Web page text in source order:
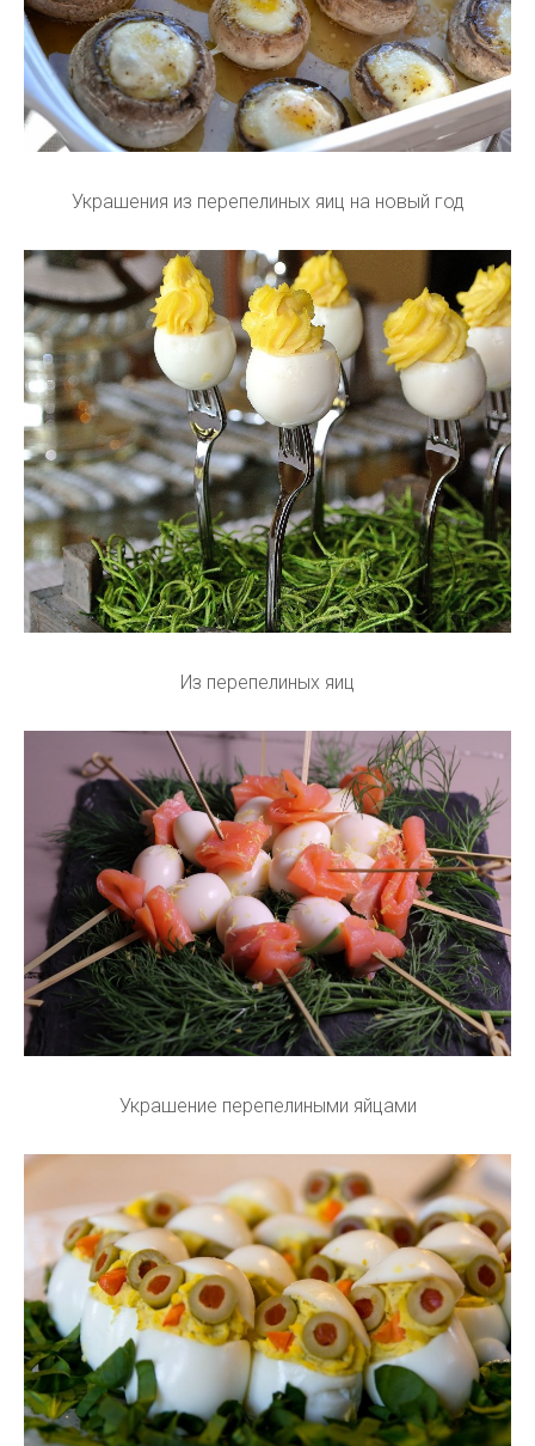
Украшения из перепелиных яиц на новый год
Из перепелиных яиц
Украшение перепелиными яйцами